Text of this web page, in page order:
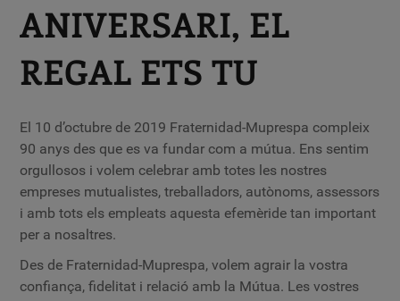
ANIVERSARI, EL
REGAL ETS TU
El 10 d’octubre de 2019 Fraternidad-Muprespa compleix
90 anys des que es va fundar com a mútua. Ens sentim
orgullosos i volem celebrar amb totes les nostres
empreses mutualistes, treballadors, autònoms, assessors
i amb tots els empleats aquesta efemèride tan important
per a nosaltres.
Des de Fraternidad-Muprespa, volem agrair la vostra
confiança, fidelitat i relació amb la Mútua. Les vostres